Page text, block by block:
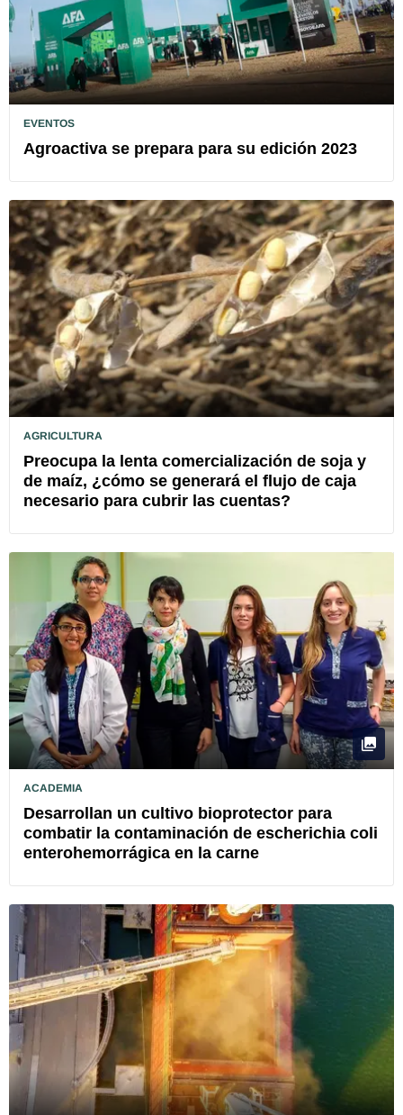
EVENTOS
Agroactiva se prepara para su edición 2023
AGRICULTURA
Preocupa la lenta comercialización de soja y
de maíz, ¿cómo se generará el flujo de caja
necesario para cubrir las cuentas?
ACADEMIA
Desarrollan un cultivo bioprotector para
combatir la contaminación de escherichia coli
enterohemorrágica en la carne